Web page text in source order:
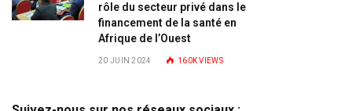
rôle du secteur privé dans le
financement de la santé en
Afrique de l’Ouest
20 JUIN 2024 160KVIEWS